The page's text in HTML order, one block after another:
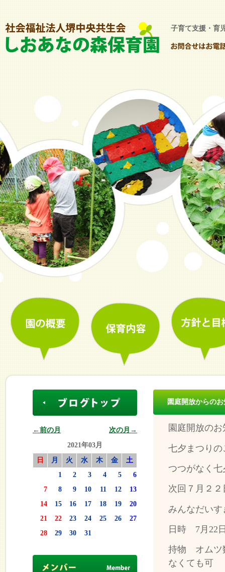
子育て支援・育
←前の月
次の月→
2021年03月
日
月 火 水 木 金
土
1
2 3 4 5
6
7
8 9 10 11 12
13
14
15 16 17 18 19
20
21
22 23 24 25 26
27
28
29 30 31
園庭開放からの
園庭開放の
七夕まつり
つつがなく
次回７月２
みんなだい
日時 7月22
持物 オム
なくても可